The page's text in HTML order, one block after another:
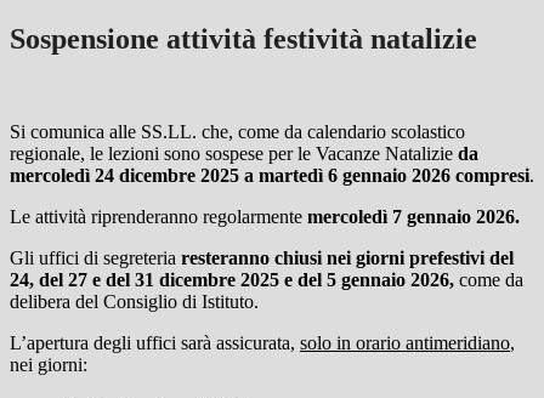
Sospensione attività festività natalizie
Si comunica alle SS.LL. che, come da calendario scolastico
regionale, le lezioni sono sospese per le Vacanze Natalizie da
mercoledì 24 dicembre 2025 a martedì 6 gennaio 2026 compresi.
Le attività riprenderanno regolarmente mercoledì 7 gennaio 2026.
Gli uffici di segreteria resteranno chiusi nei giorni prefestivi del
24, del 27 e del 31 dicembre 2025 e del 5 gennaio 2026, come da
delibera del Consiglio di Istituto.
L’apertura degli uffici sarà assicurata, solo in orario antimeridiano,
nei giorni: